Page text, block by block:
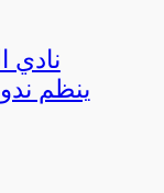
نادي
ينظم